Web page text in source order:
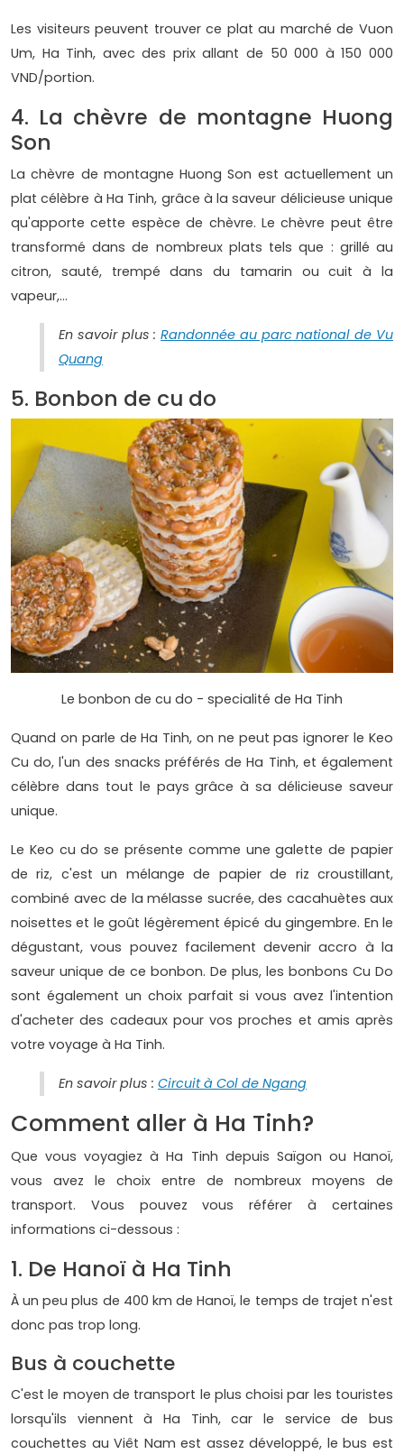
Les visiteurs peuvent trouver ce plat au marché de Vuon
Um, Ha Tinh, avec des prix allant de 50 000 à 150 000
VND/portion.
4. La chèvre de montagne Huong
Son
La chèvre de montagne Huong Son est actuellement un
plat célèbre à Ha Tinh, grâce à la saveur délicieuse unique
qu'apporte cette espèce de chèvre. Le chèvre peut être
transformé dans de nombreux plats tels que : grillé au
citron, sauté, trempé dans du tamarin ou cuit à la
vapeur,...
En savoir plus :Randonnée au parc national de Vu
Quang
5. Bonbon de cu do
Le bonbon de cu do - specialité de Ha Tinh
Quand on parle de Ha Tinh, on ne peut pas ignorer le Keo
Cu do, l'un des snacks préférés de Ha Tinh, et également
célèbre dans tout le pays grâce à sa délicieuse saveur
unique.
Le Keo cu do se présente comme une galette de papier
de riz, c'est un mélange de papier de riz croustillant,
combiné avec de la mélasse sucrée, des cacahuètes aux
noisettes et le goût légèrement épicé du gingembre. En le
dégustant, vous pouvez facilement devenir accro à la
saveur unique de ce bonbon. De plus, les bonbons Cu Do
sont également un choix parfait si vous avez l'intention
d'acheter des cadeaux pour vos proches et amis après
votre voyage à Ha Tinh.
En savoir plus : Circuit à Col de Ngang
Comment aller à Ha Tinh?
Que vous voyagiez à Ha Tinh depuis Saïgon ou Hanoï,
vous avez le choix entre de nombreux moyens de
transport. Vous pouvez vous référer à certaines
informations ci-dessous :
1. De Hanoï à Ha Tinh
À un peu plus de 400 km de Hanoï, le temps de trajet n'est
donc pas trop long.
Bus à couchette
C'est le moyen de transport le plus choisi par les touristes
lorsqu'ils viennent à Ha Tinh, car le service de bus
couchettes au Viêt Nam est assez développé, le bus est